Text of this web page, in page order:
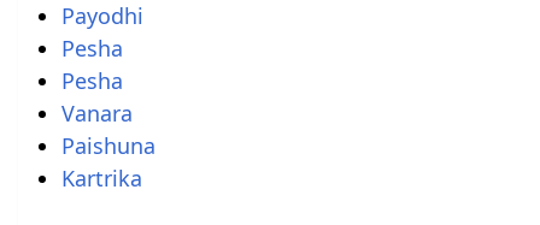
Payodhi
Pesha
Pesha
Vanara
Paishuna
Kartrika